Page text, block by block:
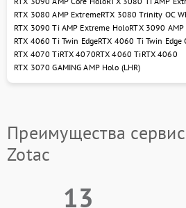
RTX 3080 AMP ExtremeRTX 3080 Trinity OC
RTX 3090 Ti AMP Extreme HoloRTX 3090
RTX 4060 Ti Twin EdgeRTX 4060 Ti Twin Edge
RTX 4070 TiRTX 4070RTX 4060 TiRTX 4060
RTX 3070 GAMING AMP Holo (LHR)
Преимущества
Zotac
13